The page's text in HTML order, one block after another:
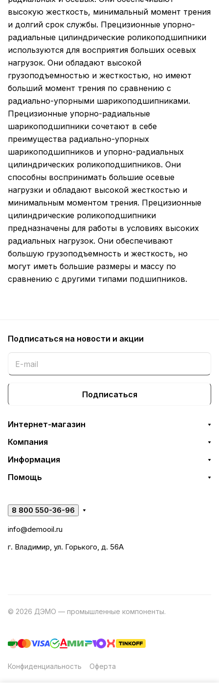
высокую жесткость, минимальный момент трения
и долгий срок службы. Прецизионные упорно-
радиальные цилиндрические роликоподшипники
используются для восприятия больших осевых
нагрузок. Они обладают высокой
грузоподъемностью и жесткостью, но имеют
больший момент трения по сравнению с
радиально-упорными шарикоподшипниками.
Прецизионные упорно-радиальные
шарикоподшипники сочетают в себе
преимущества радиально-упорных
шарикоподшипников и упорно-радиальных
цилиндрических роликоподшипников. Они
способны воспринимать большие осевые
нагрузки и обладают высокой жесткостью и
минимальным моментом трения. Прецизионные
цилиндрические роликоподшипники
предназначены для работы в условиях высоких
радиальных нагрузок. Они обеспечивают
большую грузоподъемность и жесткость, но
могут иметь большие размеры и массу по
сравнению с другими типами подшипников.
Подписаться на новости и акции
Подписаться
Интернет-магазин
Компания
Информация
Помощь
8 800 550-36-96
info@demooil.ru
г. Владимир, ул. Горького, д. 56А
© 2026 ДЭМО — промышленные компоненты.
Конфиденциальность Оферта